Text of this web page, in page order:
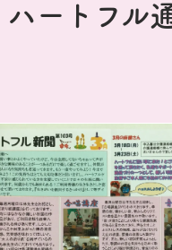
ハートフル